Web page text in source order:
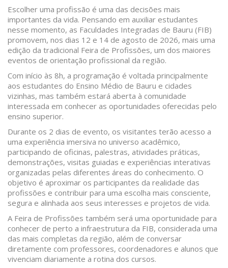
Escolher uma profissão é uma das decisões mais
importantes da vida. Pensando em auxiliar estudantes
nesse momento, as Faculdades Integradas de Bauru (FIB)
promovem, nos dias 12 e 14 de agosto de 2026, mais uma
edição da tradicional Feira de Profissões, um dos maiores
eventos de orientação profissional da região.
Com início às 8h, a programação é voltada principalmente
aos estudantes do Ensino Médio de Bauru e cidades
vizinhas, mas também estará aberta à comunidade
interessada em conhecer as oportunidades oferecidas pelo
ensino superior.
Durante os 2 dias de evento, os visitantes terão acesso a
uma experiência imersiva no universo acadêmico,
participando de oficinas, palestras, atividades práticas,
demonstrações, visitas guiadas e experiências interativas
organizadas pelas diferentes áreas do conhecimento. O
objetivo é aproximar os participantes da realidade das
profissões e contribuir para uma escolha mais consciente,
segura e alinhada aos seus interesses e projetos de vida.
A Feira de Profissões também será uma oportunidade para
conhecer de perto a infraestrutura da FIB, considerada uma
das mais completas da região, além de conversar
diretamente com professores, coordenadores e alunos que
vivenciam diariamente a rotina dos cursos.